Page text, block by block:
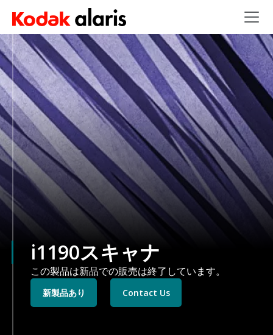
Skip to main content
i1190スキャナ
この製品は新品での販売は終了しています。
新製品あり Contact Us